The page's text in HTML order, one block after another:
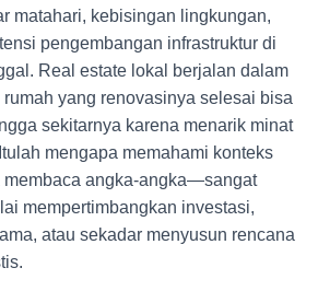
matahari, kebisingan lingkungan,
pengembangan infrastruktur di
Real estate lokal berjalan dalam
yang renovasinya selesai bisa
sekitarnya karena menarik minat
mengapa memahami konteks
angka-angka—sangat
mempertimbangkan investasi,
atau sekadar menyusun rencana